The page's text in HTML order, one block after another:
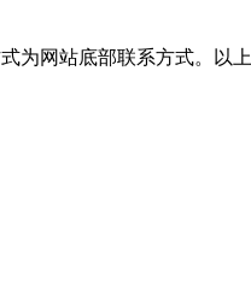
为网站底部联系方式。以上